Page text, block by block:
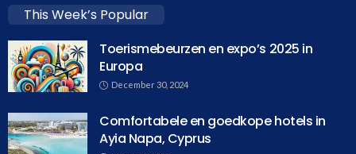
This Week’s Popular
Toerismebeurzen en expo’s 2025 in
Europa
December 30, 2024
Comfortabele en goedkope hotels in
Ayia Napa, Cyprus